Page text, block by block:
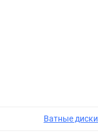
Ватные